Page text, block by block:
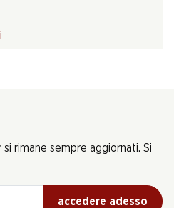
rimane sempre aggiornati. Si
accedere adesso